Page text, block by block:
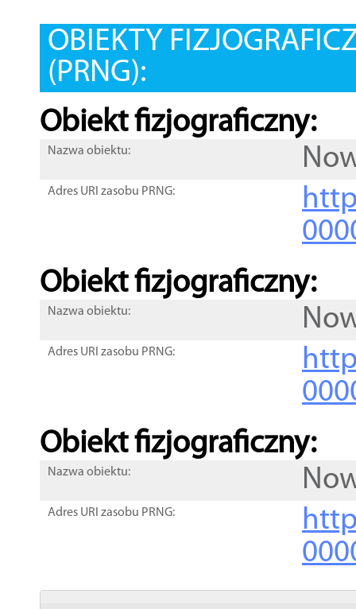
OBIEKTY
(PRNG):
Obiekt fizjograficzny:
Nazwa obiektu:
Adres URI zasobu PRNG:
Obiekt fizjograficzny:
Nazwa obiektu:
Adres URI zasobu PRNG:
Obiekt fizjograficzny:
Nazwa obiektu:
Adres URI zasobu PRNG: